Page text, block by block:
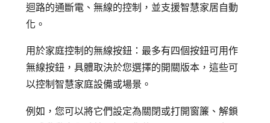
迴路的通斷電、無線的控制，並支援智慧家居自動
化。
用於家庭控制的無線按鈕：最多有四個按鈕可用作
無線按鈕，具體取決於您選擇的開關版本，這些可
以控制智慧家庭設備或場景。
例如，您可以將它們設定為關閉或打開窗簾、解鎖